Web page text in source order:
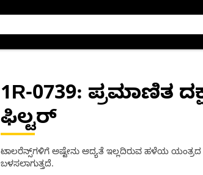
1R-0739: ಪ್ರಮಾಣಿತ
ಫಿಲ್ಟರ್
ಟಾಲರೆನ್ಸ್‌ಗಳಿಗೆ ಅಷ್ಟೇನು ಆದ್ಯತೆ ಇಲ್ಲದಿರುವ ಹಳೆಯ
ಬಳಸಲಾಗುತ್ತದೆ.